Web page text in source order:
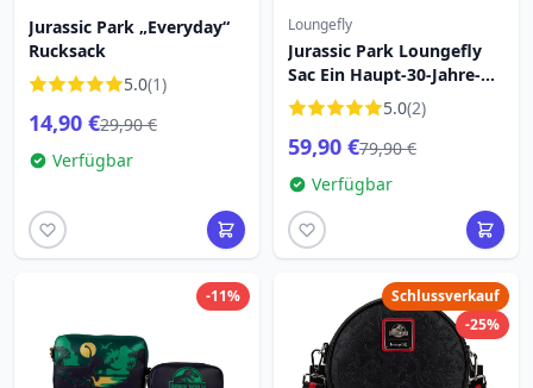
Jurassic Park „Everyday“
Rucksack
5.0(1)
14,90 €29,90 €
Verfügbar
Loungefly
Jurassic Park Loungefly
Sac Ein Haupt-30-Jahre-
Jubiläum Das Leben
findet einen Weg
5.0(2)
59,90 €79,90 €
Verfügbar
-11%
Schlussverkauf
-25%